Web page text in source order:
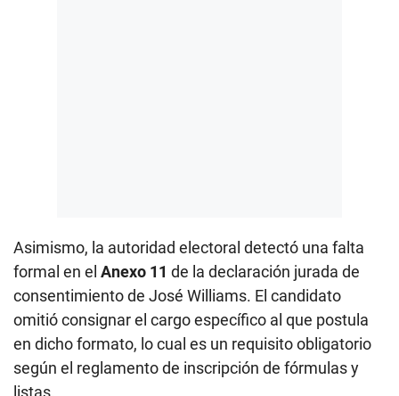
Asimismo, la autoridad electoral detectó una falta
formal en el Anexo 11 de la declaración jurada de
consentimiento de José Williams. El candidato
omitió consignar el cargo específico al que postula
en dicho formato, lo cual es un requisito obligatorio
según el reglamento de inscripción de fórmulas y
listas.